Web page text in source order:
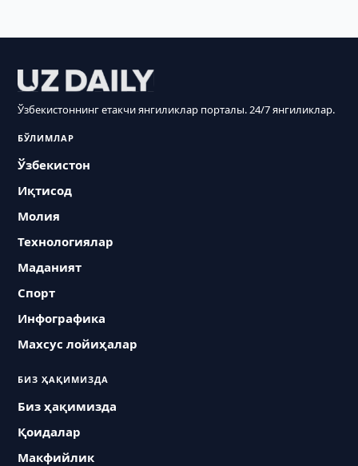
Ўзбекистоннинг етакчи янгиликлар порталы. 24/7 янгиликлар.
БЎЛИМЛАР
Ўзбекистон
Иқтисод
Молия
Технологиялар
Маданият
Спорт
Инфографика
Махсус лойиҳалар
БИЗ ҲАҚИМИЗДА
Биз ҳақимизда
Қоидалар
Макфийлик